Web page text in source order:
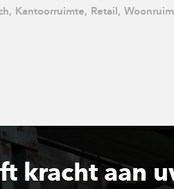
Kantoorruimte, Retail,
kracht aan